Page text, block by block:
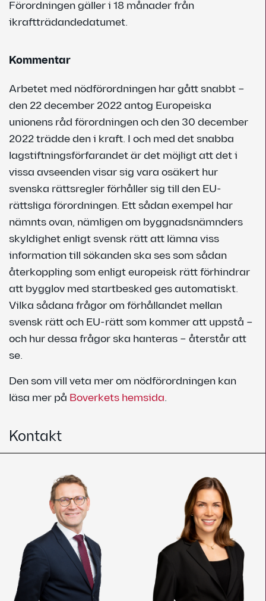
Förordningen gäller i 18 månader från
ikraftträdandedatumet.
Kommentar
Arbetet med nödförordningen har gått snabbt –
den 22 december 2022 antog Europeiska
unionens råd förordningen och den 30 december
2022 trädde den i kraft. I och med det snabba
lagstiftningsförfarandet är det möjligt att det i
vissa avseenden visar sig vara osäkert hur
svenska rättsregler förhåller sig till den EU-
rättsliga förordningen. Ett sådan exempel har
nämnts ovan, nämligen om byggnadsnämnders
skyldighet enligt svensk rätt att lämna viss
information till sökanden ska ses som sådan
återkoppling som enligt europeisk rätt förhindrar
att bygglov med startbesked ges automatiskt.
Vilka sådana frågor om förhållandet mellan
svensk rätt och EU-rätt som kommer att uppstå –
och hur dessa frågor ska hanteras – återstår att
se.
Den som vill veta mer om nödförordningen kan
läsa mer på Boverkets hemsida.
Kontakt